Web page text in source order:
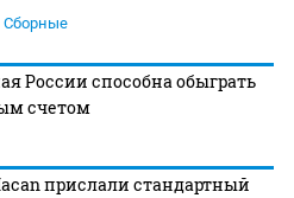
Сборные
России способна обыграть
счетом
прислали стандартный